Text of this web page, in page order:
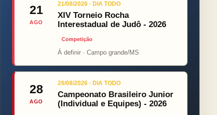
21
AGO
21/08/2026 · DIA TODO
XIV Torneio Rocha
Interestadual de Judô - 2026
Competição
Á definir · Campo grande/MS
28
AGO
28/08/2026 · DIA TODO
Campeonato Brasileiro Junior
(Individual e Equipes) - 2026